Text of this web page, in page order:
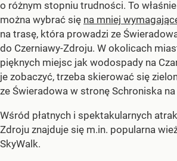
o różnym stopniu trudności. To
można wybrać się na mniej
na trasę, która prowadzi ze
do Czerniawy-Zdroju. W okolicach
pięknych miejsc jak wodospady na
je zobaczyć, trzeba skierować się
ze Świeradowa w stronę Schroniska
Wśród płatnych i spektakularnych
Zdroju znajduje się m.in. popularna
SkyWalk.